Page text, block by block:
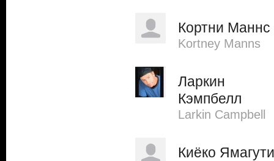
Кортни Маннс
Kortney Manns
Ларкин
Кэмпбелл
Larkin Campbell
Киёко Ямагути